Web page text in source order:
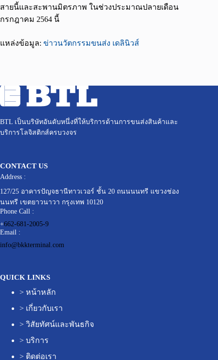
สายนี้และสะพานมิตรภาพ ในช่วงประมาณปลายเดือน
กรกฎาคม 2564 นี้
แหล่งข้อมูล: ข่าวนวัตกรรมขนส่ง เดลินิวส์
BTL เป็นบริษัทอันดับหนึ่งที่ให้บริการด้านการขนส่งสินค้าและ
บริการโลจิสติกส์ครบวงจร
CONTACT US
Address :
127/25 อาคารปัญจธานีทาวเวอร์ ชั้น 20 ถนนนนทรี แขวงช่อง
นนทรี เขตยาวนาวา กรุงเทพ 10120
Phone Call :
+662-681-2005-9
Email :
info@bkkterminal.com
QUICK LINKS
> หน้าหลัก
> เกี่ยวกับเรา
> วิสัยทัศน์และพันธกิจ
> บริการ
> ติดต่อเรา